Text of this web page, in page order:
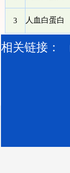
3 人血白蛋白
相关链接：